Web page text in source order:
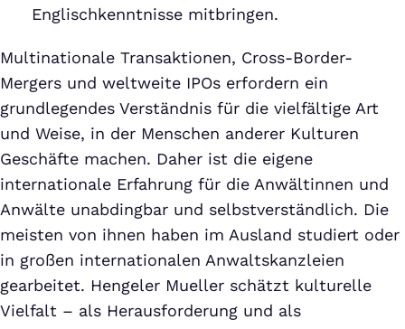
Englischkenntnisse mitbringen.
Multinationale Transaktionen, Cross-Border-
Mergers und weltweite IPOs erfordern ein
grundlegendes Verständnis für die vielfältige Art
und Weise, in der Menschen anderer Kulturen
Geschäfte machen. Daher ist die eigene
internationale Erfahrung für die Anwältinnen und
Anwälte unabdingbar und selbstverständlich. Die
meisten von ihnen haben im Ausland studiert oder
in großen internationalen Anwaltskanzleien
gearbeitet. Hengeler Mueller schätzt kulturelle
Vielfalt – als Herausforderung und als